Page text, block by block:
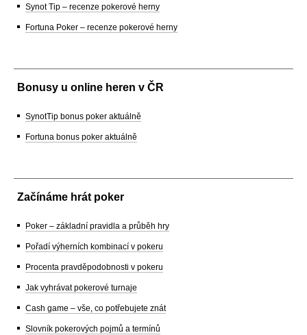
Synot Tip – recenze pokerové herny
Fortuna Poker – recenze pokerové herny
Bonusy u online heren v ČR
SynotTip bonus poker aktuálně
Fortuna bonus poker aktuálně
Začínáme hrát poker
Poker – základní pravidla a průběh hry
Pořadí výherních kombinací v pokeru
Procenta pravděpodobnosti v pokeru
Jak vyhrávat pokerové turnaje
Cash game – vše, co potřebujete znát
Slovník pokerových pojmů a termínů